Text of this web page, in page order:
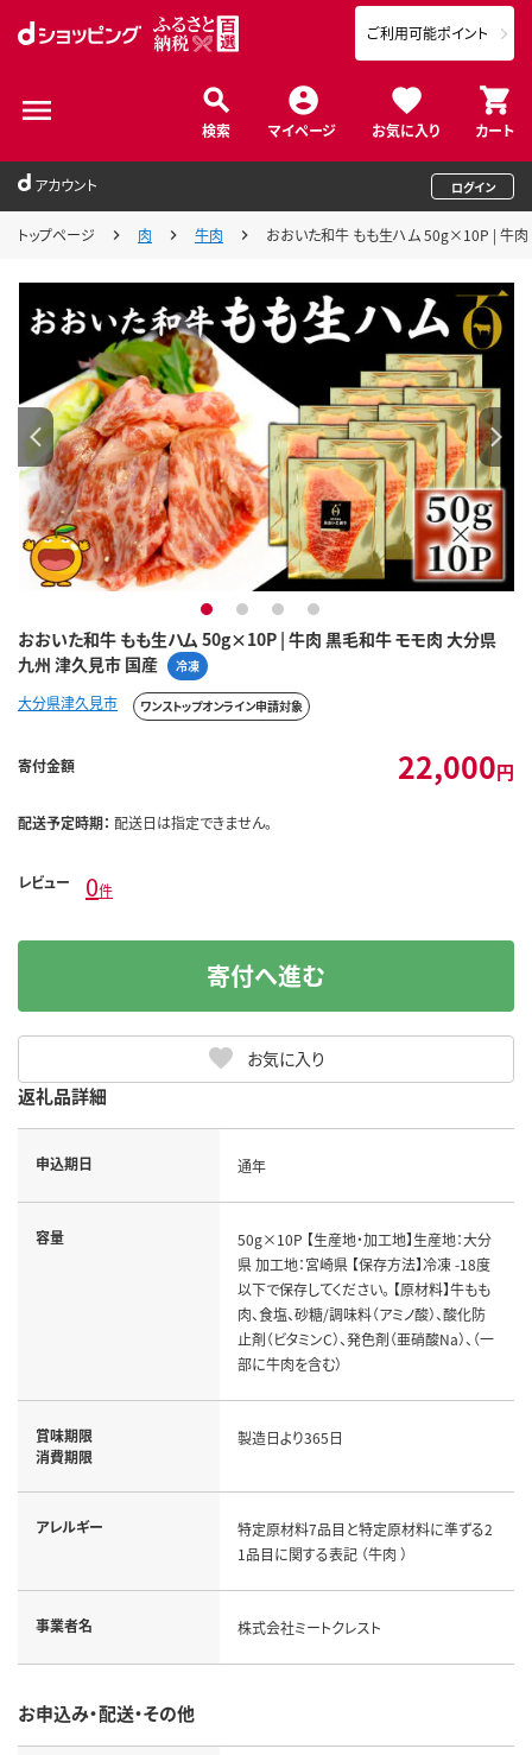
検索 マイページ お気に入り カート
ご利用可能ポイント
アカウント ログイン
トップページ 肉 牛肉 おおいた和牛 もも生ハム 50g×10P | 牛
おおいた和牛 もも生ハム 50g×10P | 牛肉 黒毛和牛 モモ肉 大分県
九州 津久見市 国産
冷凍
1 2 3 4
大分県津久見市 ワンストップオンライン申請対象
寄付金額 22,000円
配送予定時期： 配送日は指定できません。
レビュー 0件
お気に入り
寄付へ進む
返礼品詳細
申込期日 通年
容量
50g×10P 【生産地・加工地】生産地：大分
県 加工地：宮崎県 【保存方法】冷凍 -18度
以下で保存してください。 【原材料】牛もも
肉、食塩、砂糖/調味料（アミノ酸）、酸化防
止剤（ビタミンC）、発色剤（亜硝酸Na）、（一
部に牛肉を含む）
賞味期限
消費期限
製造日より365日
アレルギー
特定原材料7品目と特定原材料に準ずる2
1品目に関する表記 （牛肉 ）
事業者名 株式会社ミートクレスト
お申込み・配送・その他